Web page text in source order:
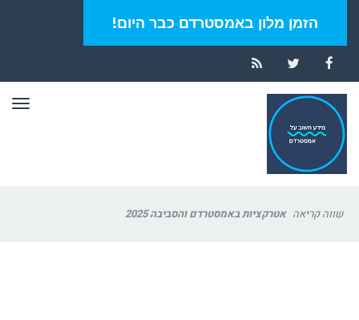
הזמן מלון באמסטרדם כבר היום!
Facebook
Twitter
RSS
שווה קריאה אטרקציות באמסטרדם והסביבה 2025